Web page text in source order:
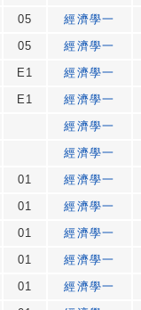
05
經濟學一
05
經濟學一
E1
經濟學一
E1
經濟學一
經濟學一
經濟學一
01
經濟學一
01
經濟學一
01
經濟學一
01
經濟學一
01
經濟學一